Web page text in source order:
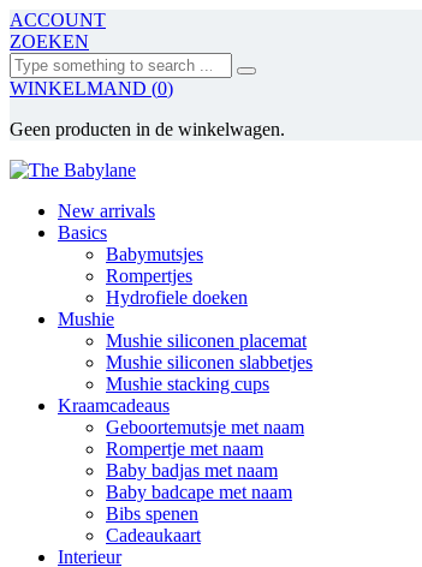
ACCOUNT
ZOEKEN
Search
WINKELMAND (0)
Geen producten in de winkelwagen.
New arrivals
Basics
Babymutsjes
Rompertjes
Hydrofiele doeken
Mushie
Mushie siliconen placemat
Mushie siliconen slabbetjes
Mushie stacking cups
Kraamcadeaus
Geboortemutsje met naam
Rompertje met naam
Baby badjas met naam
Baby badcape met naam
Bibs spenen
Cadeaukaart
Interieur